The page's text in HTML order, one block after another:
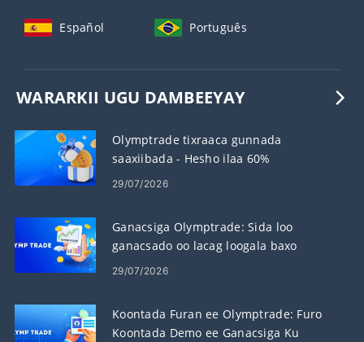
Español Português
WARARKII UGU DAMBEEYAY
Olymptrade tixraaca gunnada
saaxiibada - Hesho ilaa 60%
Komishanka Gudbinta
29/07/2026
Ganacsiga Olymptrade: Sida loo
ganacsado oo lacag loogala baxo
29/07/2026
Koontada Furan ee Olymptrade: Furo
Koontada Demo ee Ganacsiga Ku